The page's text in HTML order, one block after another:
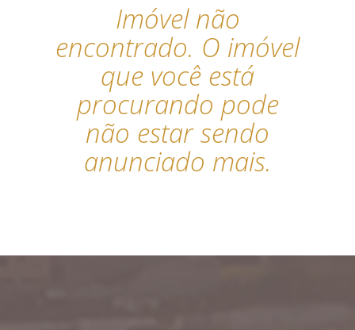
Imóvel não
encontrado. O imóvel
que você está
procurando pode
não estar sendo
anunciado mais.